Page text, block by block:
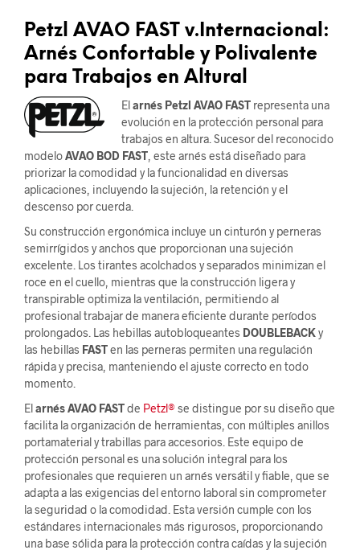
Petzl AVAO FAST v.Internacional:
Arnés Confortable y Polivalente
para Trabajos en Altural
El arnés Petzl AVAO FAST representa una
evolución en la protección personal para
trabajos en altura. Sucesor del reconocido
modeloAVAO BOD FAST, este arnés está diseñado para
priorizar la comodidad y la funcionalidad en diversas
aplicaciones, incluyendo la sujeción, la retención y el
descenso por cuerda.
Su construcción ergonómica incluye un cinturón y perneras
semirrígidos y anchos que proporcionan una sujeción
excelente. Los tirantes acolchados y separados minimizan el
roce en el cuello, mientras que la construcción ligera y
transpirable optimiza la ventilación, permitiendo al
profesional trabajar de manera eficiente durante períodos
prolongados. Las hebillas autobloqueantes DOUBLEBACKy
las hebillas FASTen las perneras permiten una regulación
rápida y precisa, manteniendo el ajuste correcto en todo
momento.
El arnés AVAO FASTde Petzl® se distingue por su diseño que
facilita la organización de herramientas, con múltiples anillos
portamaterial y trabillas para accesorios. Este equipo de
protección personal es una solución integral para los
profesionales que requieren un arnés versátil y fiable, que se
adapta a las exigencias del entorno laboral sin comprometer
la seguridad o la comodidad. Esta versión cumple con los
estándares internacionales más rigurosos, proporcionando
una base sólida para la protección contra caídas y la sujeción